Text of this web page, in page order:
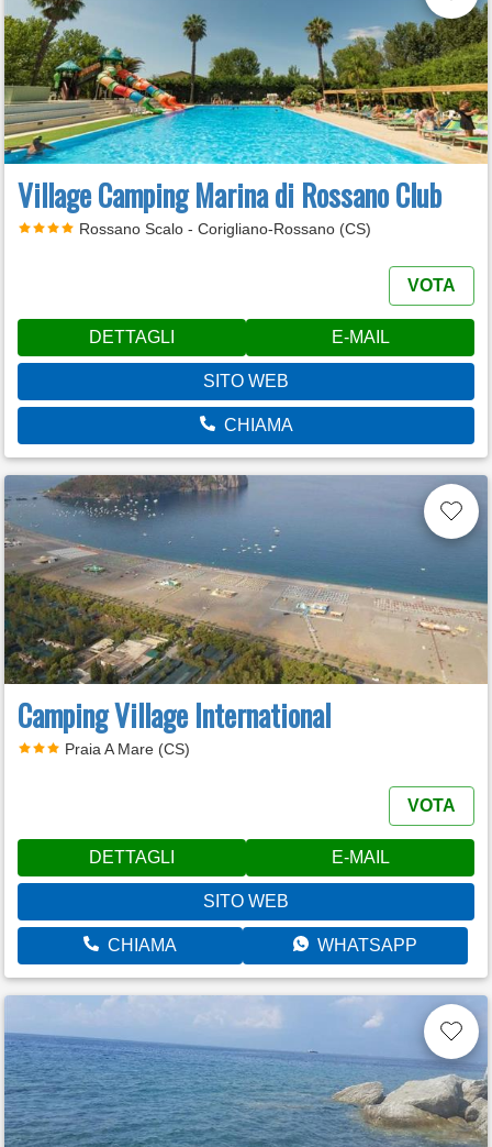
Village Camping Marina di Rossano Club
Rossano Scalo - Corigliano-Rossano (CS)
VOTA
DETTAGLI E-MAIL
SITO WEB
CHIAMA
Camping Village International
Praia A Mare (CS)
VOTA
DETTAGLI E-MAIL
SITO WEB
CHIAMA WHATSAPP